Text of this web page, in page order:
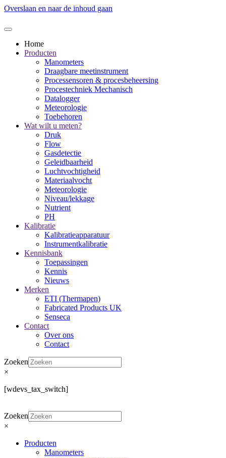
Overslaan en naar de inhoud gaan
Home
Producten
Manometers
Draagbare meetinstrument
Processensoren & procesbeheersing
Procestechniek Mechanisch
Datalogger
Meteorologie
Toebehoren
Wat wilt u meten?
Druk
Flow
Gasdetectie
Geleidbaarheid
Luchtvochtigheid
Materiaalvocht
Meteorologie
Niveau/lekkage
Nutrient
PH
Kalibratie
Kalibratieapparatuur
Instrumentkalibratie
Kennisbank
Toepassingen
Kennis
Nieuws
Merken
ETI (Thermapen)
Fabricated Products UK
Senseca
Contact
Over ons
Contact
Zoeken
×
[wdevs_tax_switch]
Zoeken
×
Producten
Manometers